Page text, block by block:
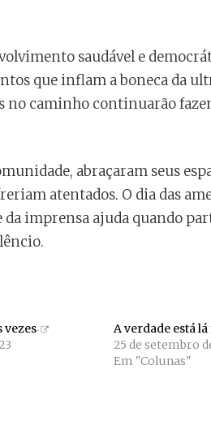
saudável e
que inflam a boneca da
no caminho continuarão
abraçaram seus
atentados. O dia das
da imprensa ajuda quando
vezes
A verdade está
25 de setembro
Em "Colunas"